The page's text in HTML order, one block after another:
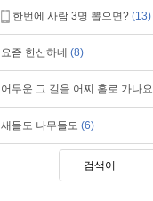
한번에 사람 3명 뽑으면? (13)
요즘 한산하네 (8)
어두운 그 길을 어찌 홀로 가나요
새들도 나무들도 (6)